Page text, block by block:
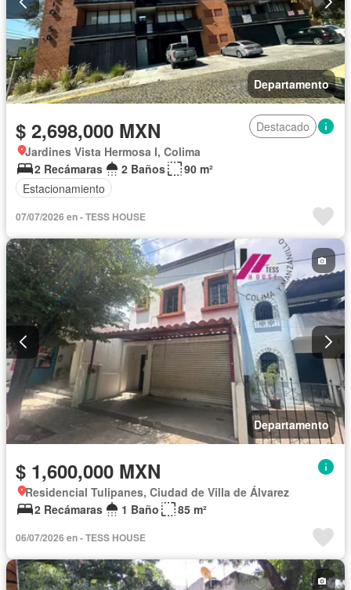
Departamento
$ 2,698,000 MXN
Destacado
Jardines Vista Hermosa I, Colima
2 Recámaras
2 Baños
90 m²
Estacionamiento
07/07/2026 en - TESS HOUSE
Departamento
$ 1,600,000 MXN
Residencial Tulipanes, Ciudad de Villa de Álvarez
2 Recámaras
1 Baño 85 m²
06/07/2026 en - TESS HOUSE